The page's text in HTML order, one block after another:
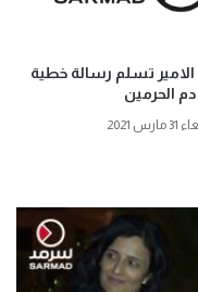
تسلم رسالة خطية
الحرمين
2021